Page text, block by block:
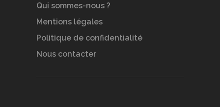
Qui sommes-nous ?
Mentions légales
Politique de confidentialité
Nous contacter